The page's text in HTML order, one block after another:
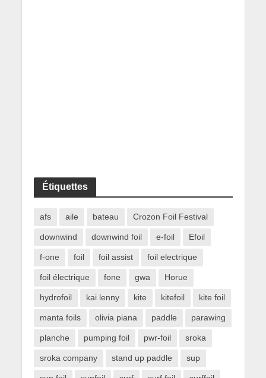
Étiquettes
afs aile bateau Crozon Foil Festival
downwind downwind foil e-foil Efoil
f-one foil foil assist foil electrique
foil électrique fone gwa Horue
hydrofoil kai lenny kite kitefoil kite foil
manta foils olivia piana paddle parawing
planche pumping foil pwr-foil sroka
sroka company stand up paddle sup